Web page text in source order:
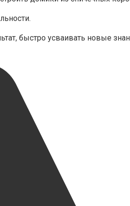
быстро усваивать новые